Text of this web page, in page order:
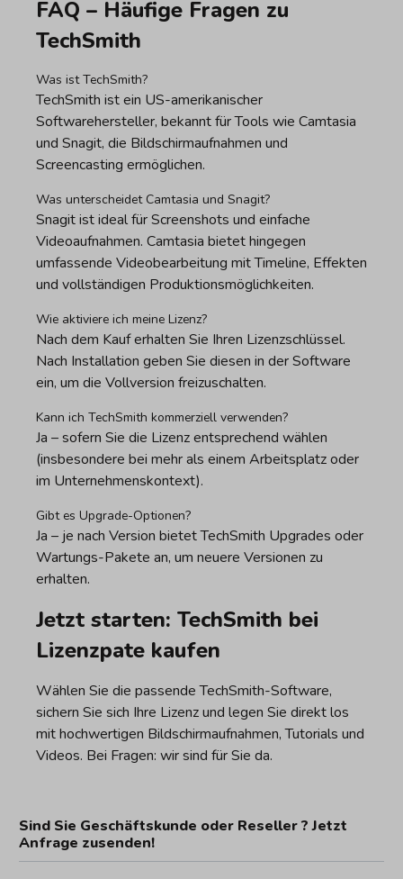
FAQ – Häufige Fragen zu
TechSmith
Was ist TechSmith?
TechSmith ist ein US-amerikanischer
Softwarehersteller, bekannt für Tools wie Camtasia
und Snagit, die Bildschirmaufnahmen und
Screencasting ermöglichen.
Was unterscheidet Camtasia und Snagit?
Snagit ist ideal für Screenshots und einfache
Videoaufnahmen. Camtasia bietet hingegen
umfassende Videobearbeitung mit Timeline, Effekten
und vollständigen Produktionsmöglichkeiten.
Wie aktiviere ich meine Lizenz?
Nach dem Kauf erhalten Sie Ihren Lizenzschlüssel.
Nach Installation geben Sie diesen in der Software
ein, um die Vollversion freizuschalten.
Kann ich TechSmith kommerziell verwenden?
Ja – sofern Sie die Lizenz entsprechend wählen
(insbesondere bei mehr als einem Arbeitsplatz oder
im Unternehmenskontext).
Gibt es Upgrade-Optionen?
Ja – je nach Version bietet TechSmith Upgrades oder
Wartungs-Pakete an, um neuere Versionen zu
erhalten.
Jetzt starten: TechSmith bei
Lizenzpate kaufen
Wählen Sie die passende TechSmith-Software,
sichern Sie sich Ihre Lizenz und legen Sie direkt los
mit hochwertigen Bildschirmaufnahmen, Tutorials und
Videos. Bei Fragen: wir sind für Sie da.
Sind Sie Geschäftskunde oder Reseller ? Jetzt
Anfrage zusenden!